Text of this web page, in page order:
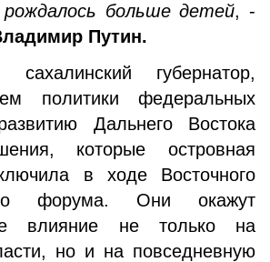
больше детей, -
Путин.
губернатор,
политики федеральных
Дальнего Востока
которые островная
в ходе Восточного
форума. Они окажут
влияние не только на
но и на повседневную